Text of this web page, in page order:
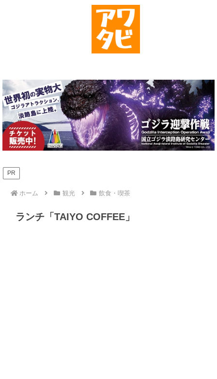
PR
ホーム 観光 飲食・喫茶
ランチ「TAIYO COFFEE」